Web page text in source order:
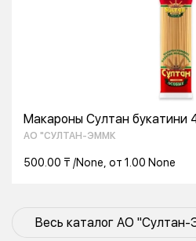
Макароны Султан букатини
АО "СУЛТАН-ЭММК
500.00 ₸ /None, от 1.00 None
Весь каталог АО